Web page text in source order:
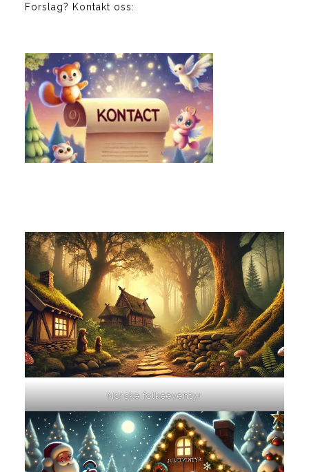
Forslag? Kontakt oss:
Norske folkeeventyr